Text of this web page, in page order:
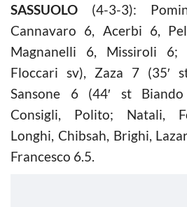
SASSUOLO (4-3-3):
Cannavaro 6, Acerbi 6,
Magnanelli 6, Missiroli
Floccari sv), Zaza 7 (35′
Sansone 6 (44′ st
Consigli, Polito; Natali,
Longhi, Chibsah, Brighi,
Francesco 6.5.